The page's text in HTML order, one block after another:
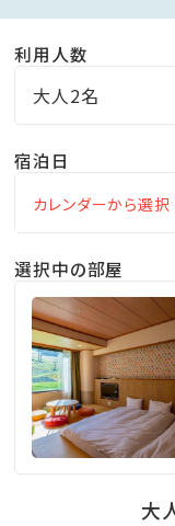
・朝7時より仮の
内は15時からです。）
チェックインま
・学生団体等の利
利用人数
大人2名
宿泊日
選択中の部屋
大